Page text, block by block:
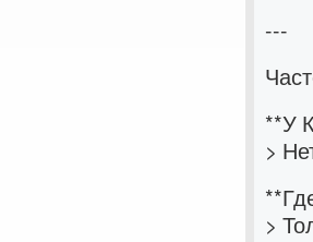
---
**У
>
>